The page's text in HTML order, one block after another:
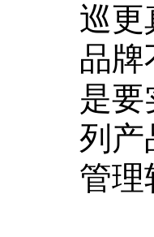
巡更
品牌
是要
列产
管理